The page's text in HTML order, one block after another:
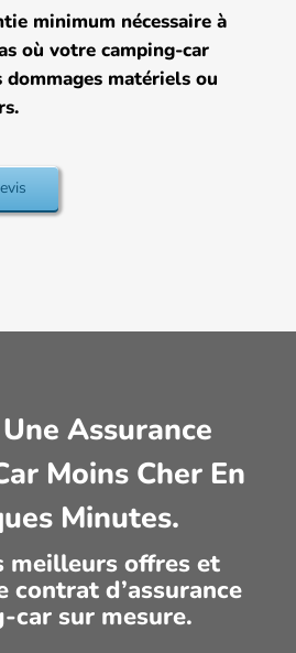
minimum nécessaire à
où votre camping-car
dommages matériels ou
Assurance
Moins Cher En
Minutes.
meilleurs offres et
d’assurance
car sur mesure.